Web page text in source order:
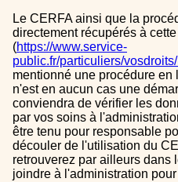
Le CERFA ainsi que la procédure peuvent être
directement récupérés à
(https://www.service-
public.fr/particuliers/
mentionné une procédure en
n'est en aucun cas une
conviendra de vérifier les
par vos soins à
être tenu pour responsable
découler de l'utilisation du
retrouverez par ailleurs dans
joindre à l'administration